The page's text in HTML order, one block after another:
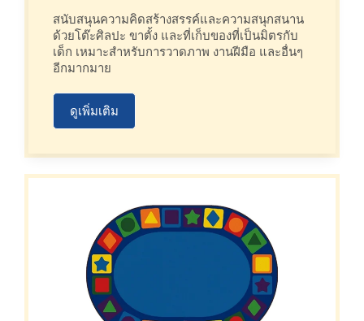
สนับสนุนความคิดสร้างสรรค์และความสนุกสนาน
ด้วยโต๊ะศิลปะ ขาตั้ง และที่เก็บของที่เป็นมิตรกับ
เด็ก เหมาะสำหรับการวาดภาพ งานฝีมือ และอื่นๆ
อีกมากมาย
ดูเพิ่มเติม